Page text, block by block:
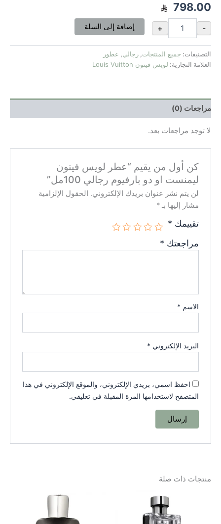
798.00
-
+ إضافة إلى السلة
التصنيفات: جميع المنتجات, رجالي, عطور
العلامة التجارية: لويس فيتون Louis Vuitton
مراجعات (0)
لا توجد مراجعات بعد.
كن أول من يقيم “عطر لويس فيتون
ليمنست او دو بارفيوم رجالي 100مل”
لن يتم نشر عنوان بريدك الإلكتروني. الحقول الإلزامية
مشار إليها بـ*
تقييمك *
مراجعتك *
الاسم*
البريد الإلكتروني*
احفظ اسمي، بريدي الإلكتروني، والموقع الإلكتروني في هذا
المتصفح لاستخدامها المرة المقبلة في تعليقي.
منتجات ذات صلة